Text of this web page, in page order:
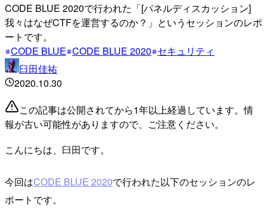
CODE BLUE 2020で行われた「[パネルディスカッション]
我々はなぜCTFを運営するのか？」というセッションのレポ
ートです。
CODE BLUE CODE BLUE 2020 セキュリティ
臼田佳祐
2020.10.30
この記事は公開されてから1年以上経過しています。情
報が古い可能性がありますので、ご注意ください。
こんにちは、臼田です。
今回はCODE BLUE 2020で行われた以下のセッションのレ
ポートです。